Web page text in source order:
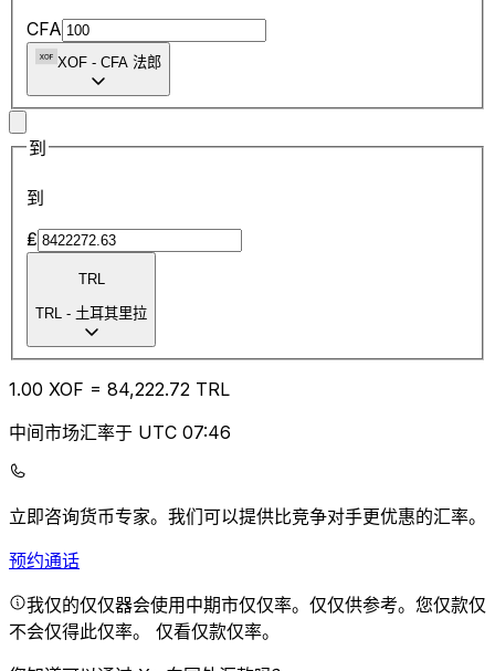
CFA
XOF - CFA 法郎
到
到
₤
TRL
TRL - 土耳其里拉
1.00 XOF = 84,222.72 TRL
中间市场汇率于 UTC 07:46
立即咨询货币专家。 我们可以提供比竞争对手更优惠的汇率。
预约通话
我仅的仅仅器会使用中期市仅仅率。仅仅供参考。您仅款仅
不会仅得此仅率。 仅看仅款仅率。